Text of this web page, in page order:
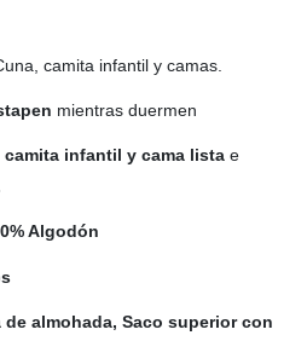
camita infantil y camas.
mientras duermen
camita infantil y cama lista e
Algodón
de almohada, Saco superior con